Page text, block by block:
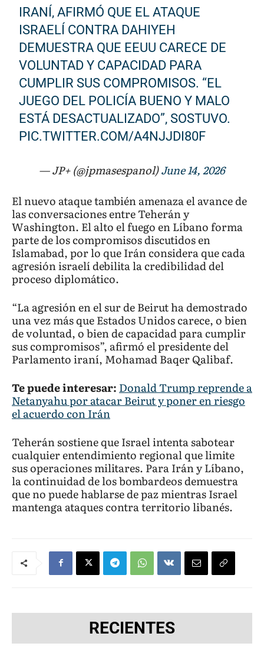
IRANÍ, AFIRMÓ QUE EL ATAQUE
ISRAELÍ CONTRA DAHIYEH
DEMUESTRA QUE EEUU CARECE DE
VOLUNTAD Y CAPACIDAD PARA
CUMPLIR SUS COMPROMISOS. “EL
JUEGO DEL POLICÍA BUENO Y MALO
ESTÁ DESACTUALIZADO”, SOSTUVO.
PIC.TWITTER.COM/A4NJJDI80F
— JP+ (@jpmasespanol)June 14, 2026
El nuevo ataque también amenaza el avance de
las conversaciones entre Teherán y
Washington. El alto el fuego en Líbano forma
parte de los compromisos discutidos en
Islamabad, por lo que Irán considera que cada
agresión israelí debilita la credibilidad del
proceso diplomático.
“La agresión en el sur de Beirut ha demostrado
una vez más que Estados Unidos carece, o bien
de voluntad, o bien de capacidad para cumplir
sus compromisos”, afirmó el presidente del
Parlamento iraní, Mohamad Baqer Qalibaf.
Te puede interesar: Donald Trump reprende a
Netanyahu por atacar Beirut y poner en riesgo
el acuerdo con Irán
Teherán sostiene que Israel intenta sabotear
cualquier entendimiento regional que limite
sus operaciones militares. Para Irán y Líbano,
la continuidad de los bombardeos demuestra
que no puede hablarse de paz mientras Israel
mantenga ataques contra territorio libanés.
RECIENTES